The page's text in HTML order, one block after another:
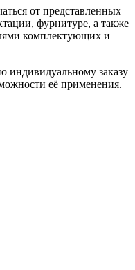
от представленных
фурнитуре, а также
комплектующих и
индивидуальному заказу
её применения.